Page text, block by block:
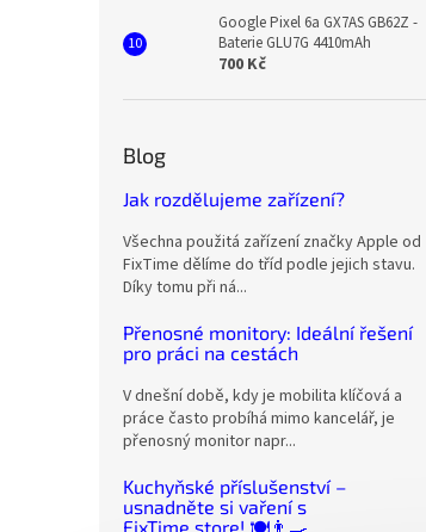
Google Pixel 6a GX7AS GB62Z -
Baterie GLU7G 4410mAh
700 Kč
Blog
Jak rozdělujeme zařízení?
Všechna použitá zařízení značky Apple od
FixTime dělíme do tříd podle jejich stavu.
Díky tomu při ná...
Přenosné monitory: Ideální řešení
pro práci na cestách
V dnešní době, kdy je mobilita klíčová a
práce často probíhá mimo kancelář, je
přenosný monitor napr...
Kuchyňské příslušenství –
usnadněte si vaření s
FixTime.store! 🍽️👨‍🍳